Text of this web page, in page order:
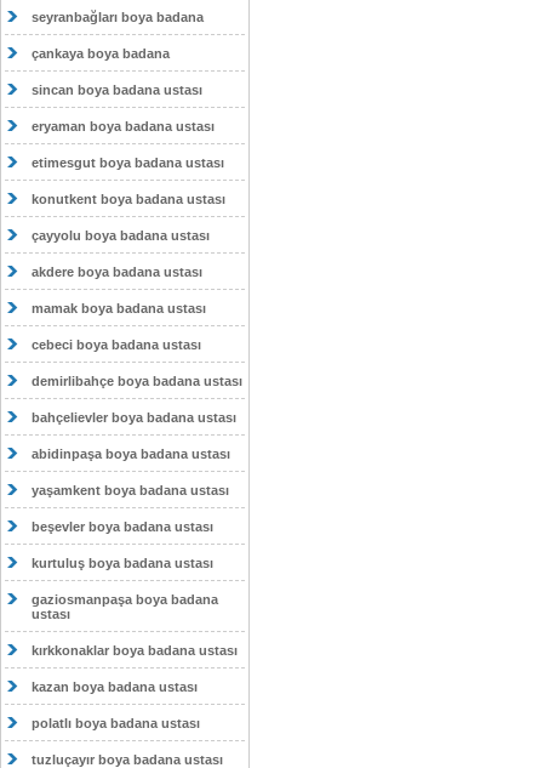
seyranbağları boya badana
çankaya boya badana
sincan boya badana ustası
eryaman boya badana ustası
etimesgut boya badana ustası
konutkent boya badana ustası
çayyolu boya badana ustası
akdere boya badana ustası
mamak boya badana ustası
cebeci boya badana ustası
demirlibahçe boya badana ustası
bahçelievler boya badana ustası
abidinpaşa boya badana ustası
yaşamkent boya badana ustası
beşevler boya badana ustası
kurtuluş boya badana ustası
gaziosmanpaşa boya badana
ustası
kırkkonaklar boya badana ustası
kazan boya badana ustası
polatlı boya badana ustası
tuzluçayır boya badana ustası